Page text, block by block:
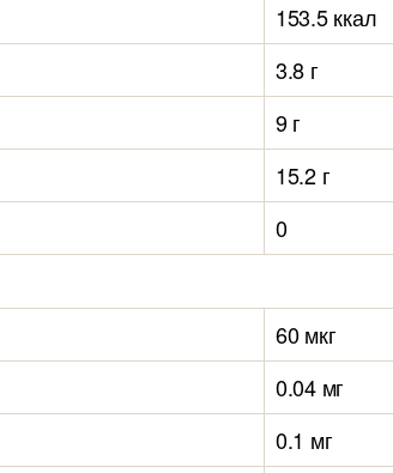
153.5 ккал
3.8 г
9 г
15.2 г
0
60 мкг
0.04 мг
0.1 мг